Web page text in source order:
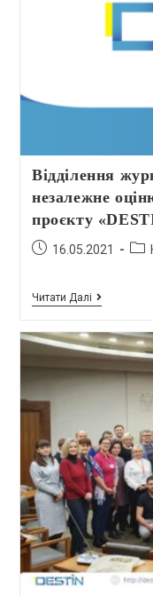
Відділення
незалежне
проєкту
16.05.2021
Читати Далі